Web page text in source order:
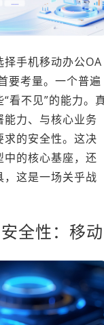
手机移动办公OA
要考量。一个普遍
看不见”的能力。
力、与核心业务
的安全性。这决
的核心基座，还
这是一场关乎战
全性：移动